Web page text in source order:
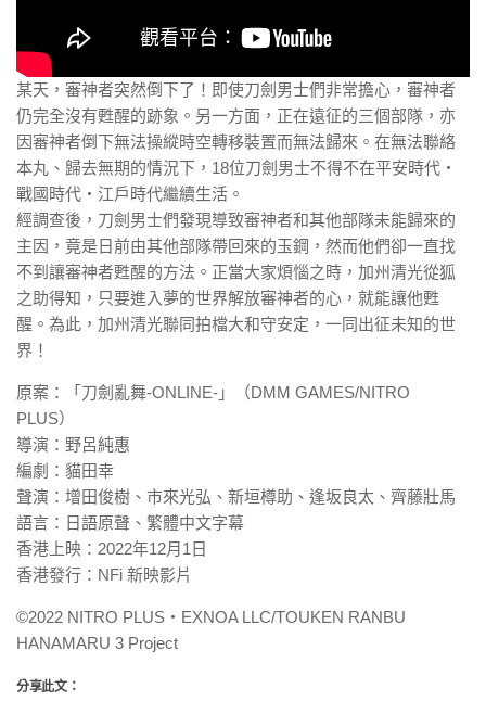
某天，審神者突然倒下了！即使刀劍男士們非常擔心，審神者
仍完全沒有甦醒的跡象。另一方面，正在遠征的三個部隊，亦
因審神者倒下無法操縱時空轉移裝置而無法歸來。在無法聯絡
本丸、歸去無期的情況下，18位刀劍男士不得不在平安時代‧
戰國時代‧江戶時代繼續生活。
經調查後，刀劍男士們發現導致審神者和其他部隊未能歸來的
主因，竟是日前由其他部隊帶回來的玉鋼，然而他們卻一直找
不到讓審神者甦醒的方法。正當大家煩惱之時，加州清光從狐
之助得知，只要進入夢的世界解放審神者的心，就能讓他甦
醒。為此，加州清光聯同拍檔大和守安定，一同出征未知的世
界！
原案：「刀劍亂舞-ONLINE-」（DMM GAMES/NITRO
PLUS）
導演：野呂純惠
編劇：貓田幸
聲演：增田俊樹、市來光弘、新垣樽助、逢坂良太、齊藤壯馬
語言：日語原聲、繁體中文字幕
香港上映：2022年12月1日
香港發行：NFi 新映影片
©2022 NITRO PLUS・EXNOA LLC/TOUKEN RANBU
HANAMARU 3 Project
分享此文：